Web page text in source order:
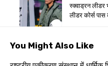
स्क्वाड्रन लीडर
लीडर कोर्स
You Might Also Like